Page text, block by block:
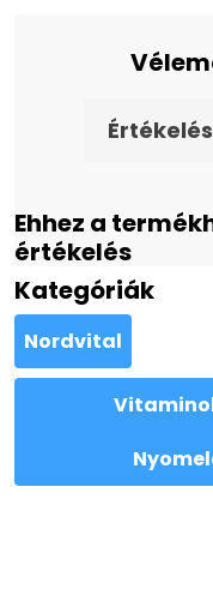
Ehhez a
értékelés
Kategóriák
Nordvital